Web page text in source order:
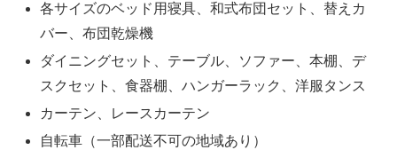
各サイズのベッド用寝具、和式布団セット、替えカ
バー、布団乾燥機
ダイニングセット、テーブル、ソファー、本棚、デ
スクセット、食器棚、ハンガーラック、洋服タンス
カーテン、レースカーテン
自転車（一部配送不可の地域あり）